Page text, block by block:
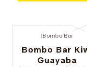
|Bombo Bar
Bombo Bar
Guayaba